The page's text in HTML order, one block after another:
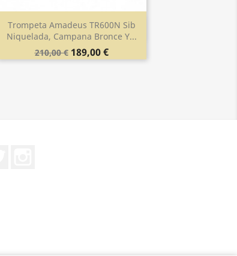
Trompeta Amadeus TR600N Sib
Niquelada, Campana Bronce Y...
210,00 € 189,00 €
Vista rápida